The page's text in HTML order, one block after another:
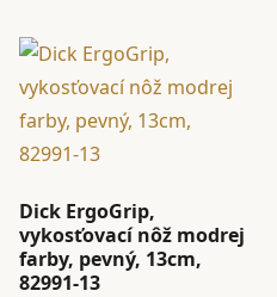
Dick ErgoGrip,
vykosťovací nôž modrej
farby, pevný, 13cm,
82991-13